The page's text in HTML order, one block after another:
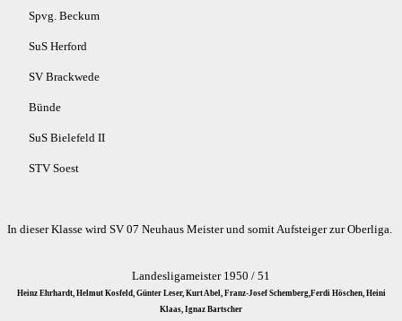
Spvg. Beckum
SuS Herford
SV Brackwede
Bünde
SuS Bielefeld II
STV Soest
In dieser Klasse wird SV 07 Neuhaus Meister und somit Aufsteiger zur Oberliga.
Landesligameister 1950 / 51
Heinz Ehrhardt, Helmut Kosfeld, Günter Leser, Kurt Abel, Franz-Josef Schemberg,Ferdi Höschen, Heini
Klaas, Ignaz Bartscher